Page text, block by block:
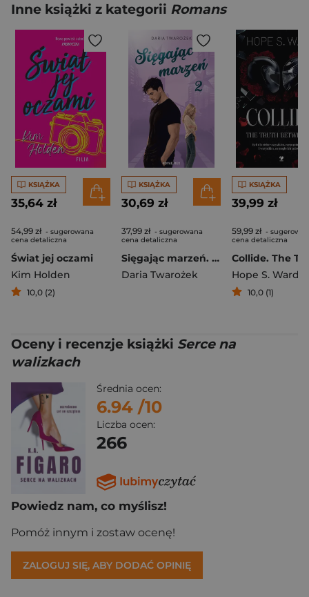
Inne książki z kategorii Romans
KSIĄŻKA
35,64 zł
54,99 zł - sugerowana
cena detaliczna
Świat jej oczami
Kim Holden
10,0 (2)
KSIĄŻKA
30,69 zł
37,99 zł - sugerowana
cena detaliczna
Sięgając marzeń. Tom 2
Daria Twarożek
KSIĄŻKA
39,99 zł
59,99 zł -
cena detaliczna
Hope S. Ward
10,0 (1)
Oceny i recenzje książki Serce na
walizkach
Średnia ocen:
6.94 /10
Liczba ocen:
266
Powiedz nam, co myślisz!
Pomóż innym i zostaw ocenę!
ZALOGUJ SIĘ, ABY DODAĆ OPINIĘ